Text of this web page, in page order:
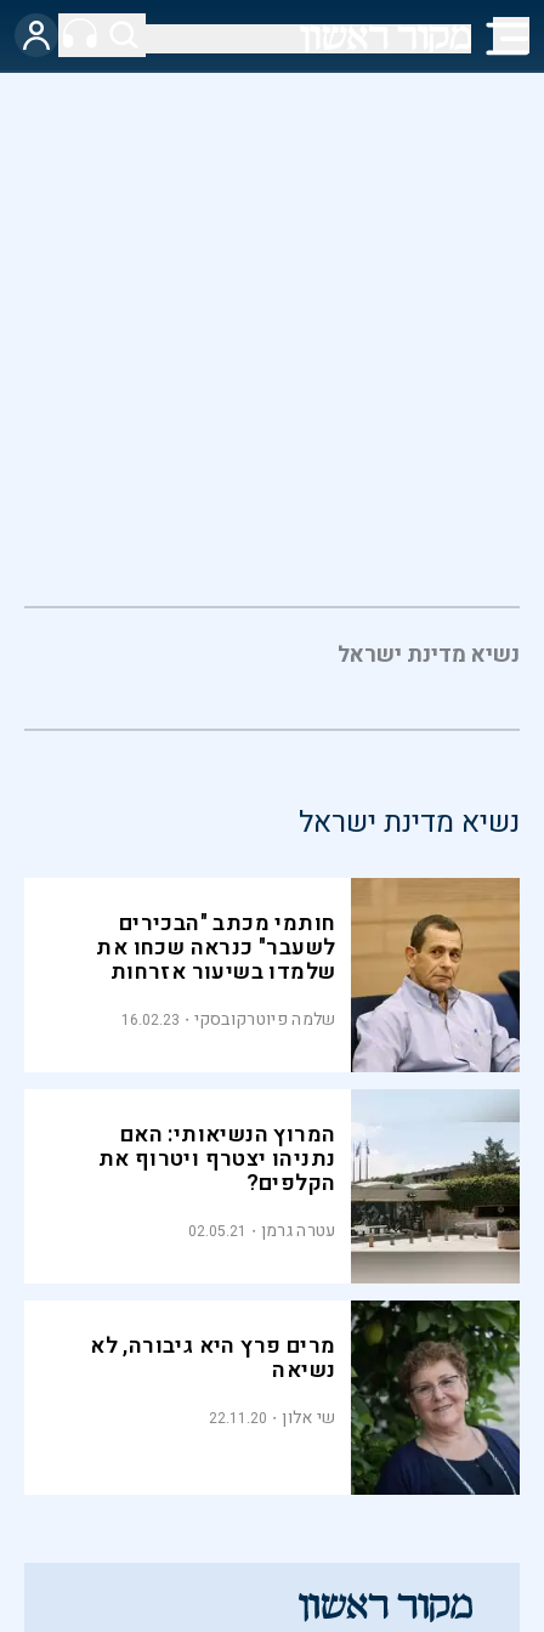
נשיא מדינת ישראל
נשיא מדינת ישראל
חותמי מכתב "הבכירים
לשעבר" כנראה שכחו את
שלמדו בשיעור אזרחות
שלמה פיוטרקובסקי 16.02.23
המרוץ הנשיאותי: האם
נתניהו יצטרף ויטרוף את
הקלפים?
עטרה גרמן 02.05.21
מרים פרץ היא גיבורה, לא
נשיאה
שי אלון 22.11.20